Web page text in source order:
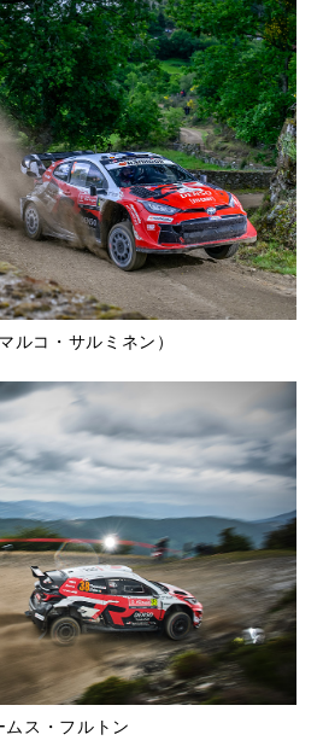
ルコ・サルミネン）
ス・フルトン